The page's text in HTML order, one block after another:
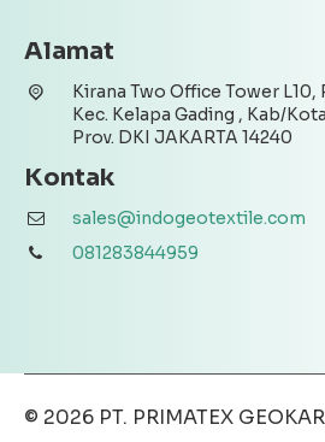
Alamat
Kirana Two Office Tower L10,
Kec. Kelapa Gading , Kab/
Prov. DKI JAKARTA 14240
Kontak
sales@indogeotextile.com
081283844959
© 2026 PT. PRIMATEX